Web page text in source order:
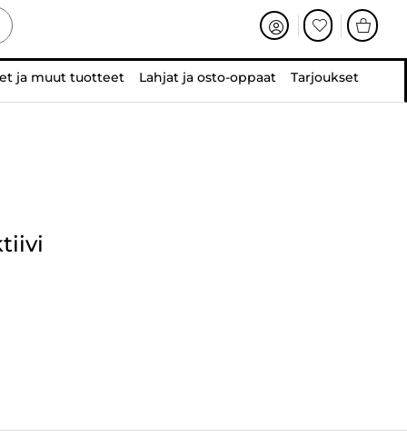
ja muut tuotteet Lahjat ja osto-oppaat Tarjoukset